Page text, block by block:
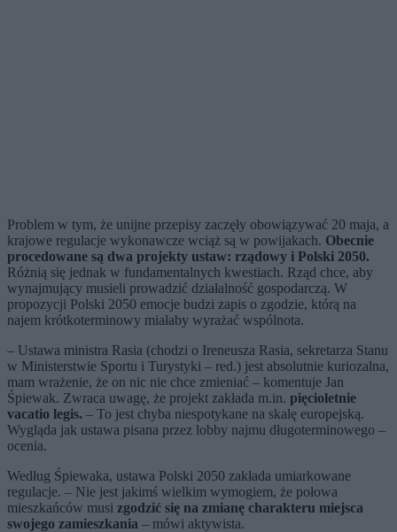
Problem w tym, że unijne przepisy zaczęły obowiązywać 20 maja, a
krajowe regulacje wykonawcze wciąż są w powijakach. Obecnie
procedowane są dwa projekty ustaw: rządowy i Polski 2050.
Różnią się jednak w fundamentalnych kwestiach. Rząd chce, aby
wynajmujący musieli prowadzić działalność gospodarczą. W
propozycji Polski 2050 emocje budzi zapis o zgodzie, którą na
najem krótkoterminowy miałaby wyrażać wspólnota.
– Ustawa ministra Rasia (chodzi o Ireneusza Rasia, sekretarza Stanu
w Ministerstwie Sportu i Turystyki – red.) jest absolutnie kuriozalna,
mam wrażenie, że on nic nie chce zmieniać – komentuje Jan
Śpiewak. Zwraca uwagę, że projekt zakłada m.in. pięcioletnie
vacatio legis. – To jest chyba niespotykane na skalę europejską.
Wygląda jak ustawa pisana przez lobby najmu długoterminowego –
ocenia.
Według Śpiewaka, ustawa Polski 2050 zakłada umiarkowane
regulacje. – Nie jest jakimś wielkim wymogiem, że połowa
mieszkańców musi zgodzić się na zmianę charakteru miejsca
swojego zamieszkania – mówi aktywista.